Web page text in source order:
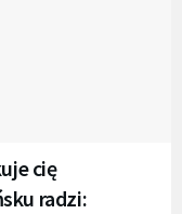
cię
radzi: